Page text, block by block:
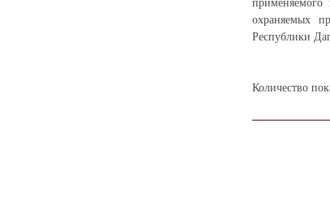
охраняемых
Республики
Количество